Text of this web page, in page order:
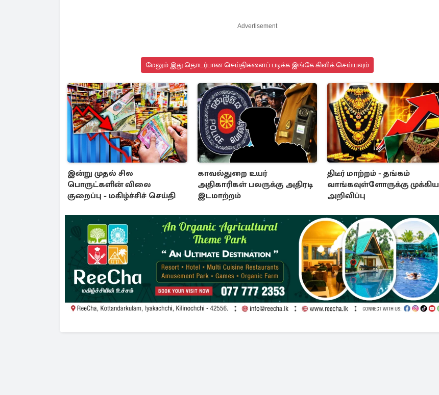
Advertisement
மேலும் இது தொடர்பான செய்திகளைப் படிக்க இங்கே கிளிக் செய்யவும்
இன்று முதல் சில
பொருட்களின் விலை
குறைப்பு - மகிழ்ச்சிச் செய்தி
காவல்துறை உயர்
அதிகாரிகள் பலருக்கு அதிரடி
இடமாற்றம்
திடீர் மாற்றம் - தங்கம்
வாங்கவுள்ளோருக்கு முக்கிய
அறிவிப்பு